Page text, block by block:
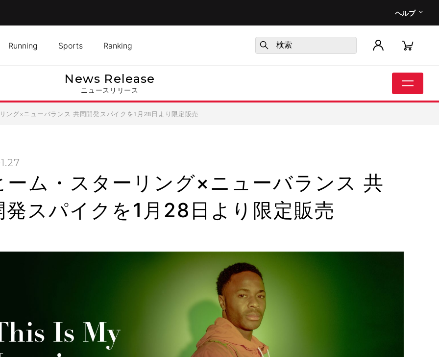
ヘルプ
Running Sports Ranking
News Release
ニュースリリース
ング×ニューバランス 共同開発スパイクを1月28日より限定販売
ーム・スターリング×ニューバランス 共
発スパイクを1月28日より限定販売